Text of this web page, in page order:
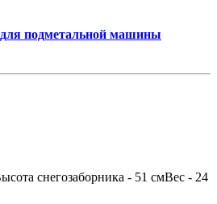
подметальной машины
снегозаборника - 51 смВес - 24